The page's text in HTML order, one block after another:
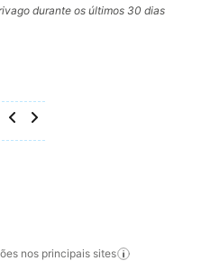
durante os últimos 30 dias
nos principais sites